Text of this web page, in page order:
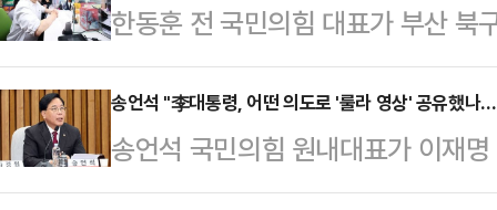
감찰과 이에 근거한 경선 재심을 요
했다.강 대변인은 기각 결…
을 위한 결선에선 민 의원과 김영록
투표 50%와 시민 여론조사 50%
출신인 민 후보는 전남대 사회학과
5·18광주민주화운동을 현장에서
다졌다. 전남일보 기자로 12…
한동훈 전 국민의힘 대표가 부산 북
거와 함께 열리는 부산 북갑 국회의
대표는 14일 오후 부산 북구 만덕2
"오기 전에 동네 주민들을 뵐 일 있
다"며 "부산 시민, 구포 시민, 만덕
송언석 "李대통령, 어떤 의도로 '룰라 영상' 공유했나
송언석 국민의힘 원내대표가 이재
과거 룰라 브라질 대통령의 이스라